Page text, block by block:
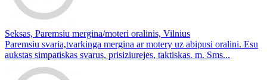
Seksas, Paremsiu mergina/moteri oralinis, Vilnius
Paremsiu svaria,tvarkinga mergina ar motery uz abipusi oralini. Esu
aukstas simpatiskas svarus, prisiziurejes, taktiskas. m. Sms...